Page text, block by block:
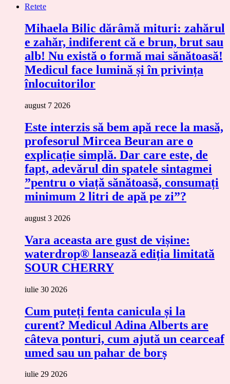
Retete
Mihaela Bilic dărâmă mituri: zahărul
e zahăr, indiferent că e brun, brut sau
alb! Nu există o formă mai sănătoasă!
Medicul face lumină și în privința
înlocuitorilor
august 7 2026
Este interzis să bem apă rece la masă,
profesorul Mircea Beuran are o
explicație simplă. Dar care este, de
fapt, adevărul din spatele sintagmei
”pentru o viață sănătoasă, consumați
minimum 2 litri de apă pe zi”?
august 3 2026
Vara aceasta are gust de vișine:
waterdrop® lansează ediția limitată
SOUR CHERRY
iulie 30 2026
Cum puteți fenta canicula și la
curent? Medicul Adina Alberts are
câteva ponturi, cum ajută un cearceaf
umed sau un pahar de borș
iulie 29 2026